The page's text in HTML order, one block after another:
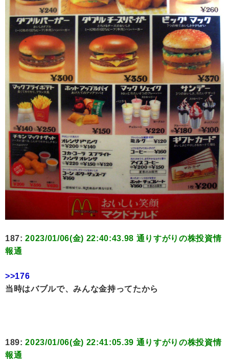
187:2023/01/06(金) 22:40:43.98 通りすがりの株投資情
報通
>>176
当時はバブルで、みんな金持ってたから
189:2023/01/06(金) 22:41:05.39 通りすがりの株投資情
報通